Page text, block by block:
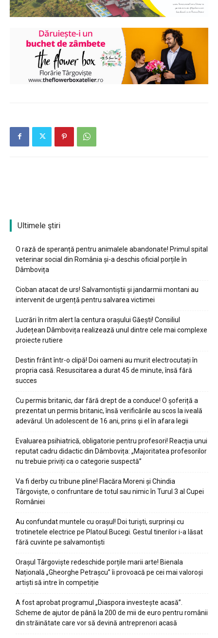
Ultimele ştiri
O rază de speranță pentru animalele abandonate! Primul spital
veterinar social din România și-a deschis oficial porțile în
Dâmbovița
Cioban atacat de urs! Salvamontiștii și jandarmii montani au
intervenit de urgență pentru salvarea victimei
Lucrări în ritm alert la centura orașului Găești! Consiliul
Județean Dâmbovița realizează unul dintre cele mai complexe
proiecte rutiere
Destin frânt într-o clipă! Doi oameni au murit electrocutați în
propria casă. Resuscitarea a durat 45 de minute, însă fără
succes
Cu permis britanic, dar fără drept de a conduce! O șoferiță a
prezentat un permis britanic, însă verificările au scos la iveală
adevărul. Un adolescent de 16 ani, prins și el în afara legii
Evaluarea psihiatrică, obligatorie pentru profesori! Reacția unui
reputat cadru didactic din Dâmbovița: „Majoritatea profesorilor
nu trebuie priviți ca o categorie suspectă”
Va fi derby cu tribune pline! Flacăra Moreni și Chindia
Târgoviște, o confruntare de totul sau nimic în Turul 3 al Cupei
României
Au confundat muntele cu orașul! Doi turiști, surprinși cu
trotinetele electrice pe Platoul Bucegi. Gestul tinerilor i-a lăsat
fără cuvinte pe salvamontiști
Orașul Târgoviște redeschide porțile marii arte! Bienala
Națională „Gheorghe Petrașcu” îi provoacă pe cei mai valoroși
artiști să intre în competiție
A fost aprobat programul „Diaspora investește acasă”.
Scheme de ajutor de până la 200 de mii de euro pentru românii
din străinătate care vor să devină antreprenori acasă